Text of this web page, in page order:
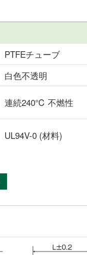
PTFEチューブ
白色不透明
連続240℃ 不燃性
UL94V-0 (材料)